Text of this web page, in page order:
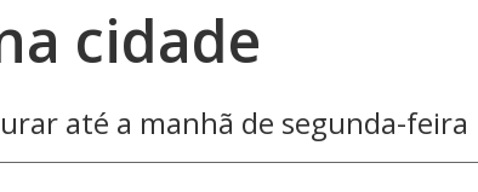
cidade
até a manhã de segunda-feira